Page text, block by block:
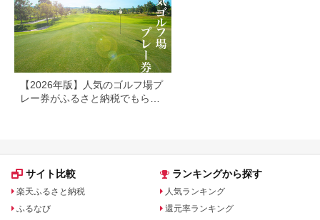
【2026年版】人気のゴルフ場プ
レー券がふるさと納税でもらえ
サイト比較
楽天ふるさと納税
ふるなび
ランキングから探す
人気ランキング
還元率ランキング